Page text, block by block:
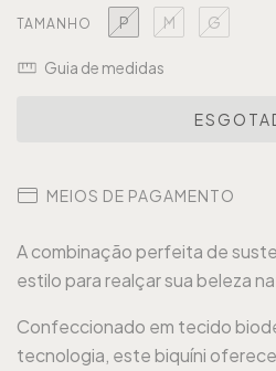
TAMANHO P M G
Guia de medidas
MEIOS DE PAGAMENTO
A combinação perfeita de
estilo para realçar sua beleza
Confeccionado em tecido
tecnologia, este biquíni